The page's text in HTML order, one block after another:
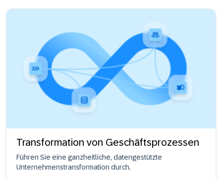
Transformation von Geschäftsprozessen
Führen Sie eine ganzheitliche, datengestützte
Unternehmenstransformation durch.